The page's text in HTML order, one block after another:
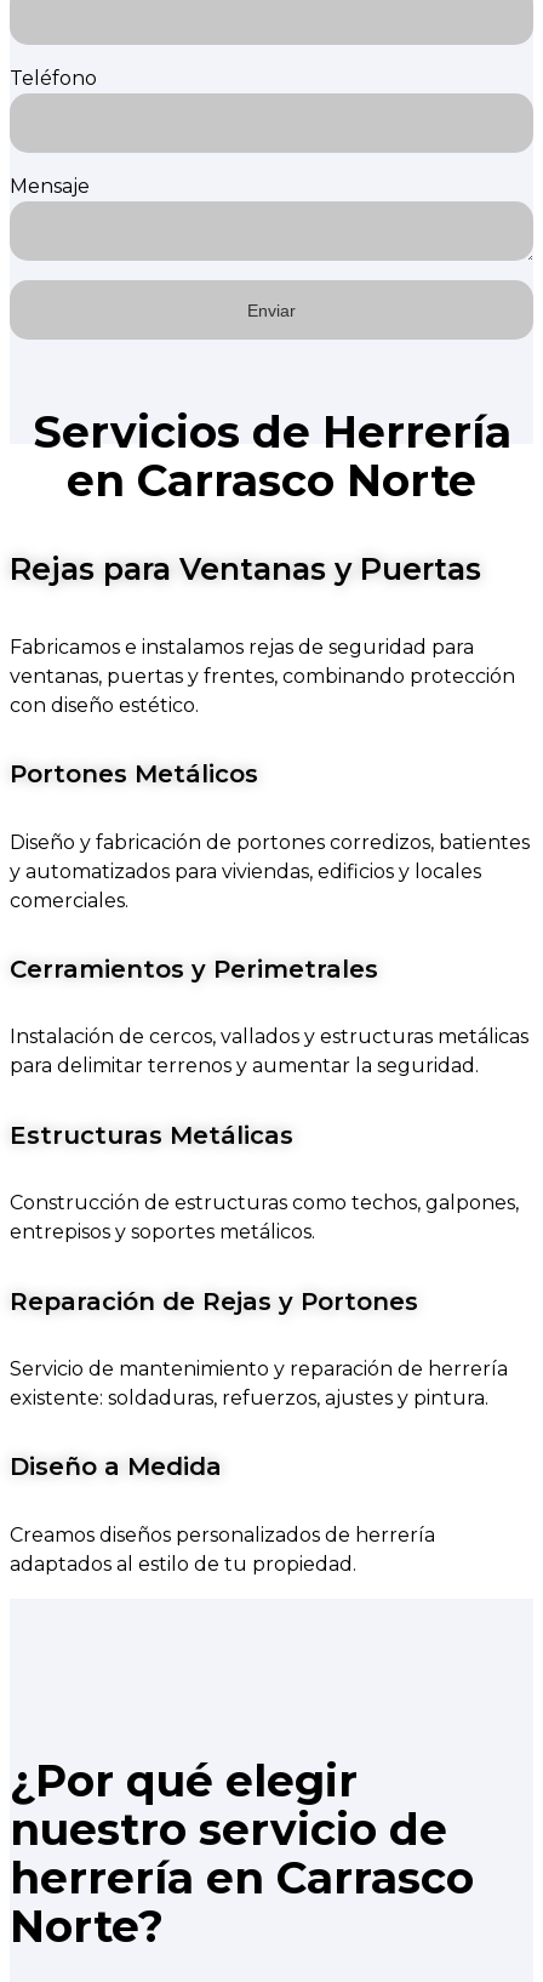
Teléfono
Mensaje
Servicios de Herrería
en Carrasco Norte
Rejas para Ventanas y Puertas
Fabricamos e instalamos rejas de seguridad para
ventanas, puertas y frentes, combinando protección
con diseño estético.
Portones Metálicos
Diseño y fabricación de portones corredizos, batientes
y automatizados para viviendas, edificios y locales
comerciales.
Cerramientos y Perimetrales
Instalación de cercos, vallados y estructuras metálicas
para delimitar terrenos y aumentar la seguridad.
Estructuras Metálicas
Construcción de estructuras como techos, galpones,
entrepisos y soportes metálicos.
Reparación de Rejas y Portones
Servicio de mantenimiento y reparación de herrería
existente: soldaduras, refuerzos, ajustes y pintura.
Diseño a Medida
Creamos diseños personalizados de herrería
adaptados al estilo de tu propiedad.
¿Por qué elegir
nuestro servicio de
herrería en Carrasco
Norte?